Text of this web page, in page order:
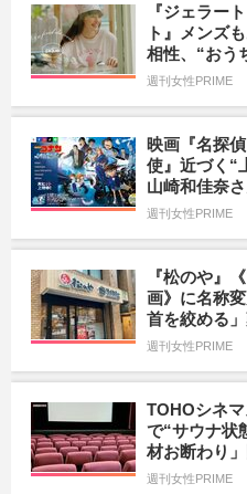
『ジェラー
ト』メンズ
相性、“おう
週刊女性PRIME
映画『名探
使』近づく“
山崎和佳奈
週刊女性PRIME
『松のや』
画》に名称
首を絞める
週刊女性PRIME
TOHOシネ
で“サウナ状
材お断わり
週刊女性PRIME